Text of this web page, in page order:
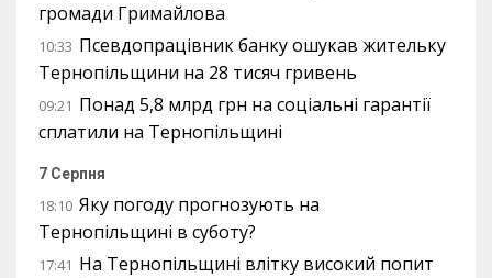
громади Гримайлова
10:33 Псевдопрацівник банку ошукав жительку
Тернопільщини на 28 тисяч гривень
09:21 Понад 5,8 млрд грн на соціальні гарантії
сплатили на Тернопільщині
7 Серпня
18:10 Яку погоду прогнозують на
Тернопільщині в суботу?
17:41 На Тернопільщині влітку високий попит